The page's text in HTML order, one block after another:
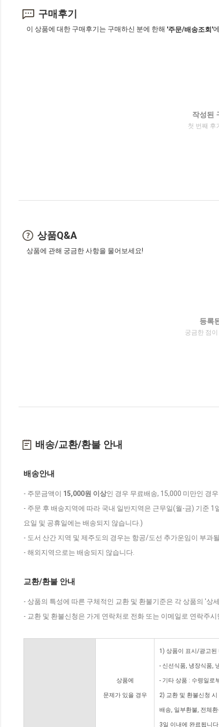
구매후기
이 상품에 대한 구매후기는 구매하신 분에 한해 '주문/배송조회'
작성된
첫 번째 후
상품Q&A
상품에 관해 궁금한 사항을 물어보세요!
등록
궁금한 점
배송/교환/환불 안내
배송안내
- 주문금액이 15,000원 이상인 경우 무료배송, 15,000 미만인 경
- 주문 후 배송지역에 따라 국내 일반지역은 근무일(월-금) 기준
요일 및 공휴일에는 배송되지 않습니다.)
- 도서 산간 지역 및 제주도의 경우는 항공/도선 추가운임이 부과
- 해외지역으로는 배송되지 않습니다.
교환/환불 안내
- 상품의 특성에 따른 구체적인 교환 및 환불기준은 각 상품의 '상
- 교환 및 환불신청은 가게 연락처로 전화 또는 이메일로 연락주
상품에
문제가 있을 경우
1) 상품이 표시/광고된
- 신선식품, 냉장식품,
- 기타 상품 : 수령일로
2) 교환 및 환불신청
배송, 일부환불, 전체
3일 이내에 완료됩니